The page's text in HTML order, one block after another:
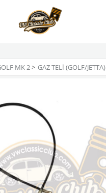
MK 2> GAZ TELI (GOLF/JETTA)